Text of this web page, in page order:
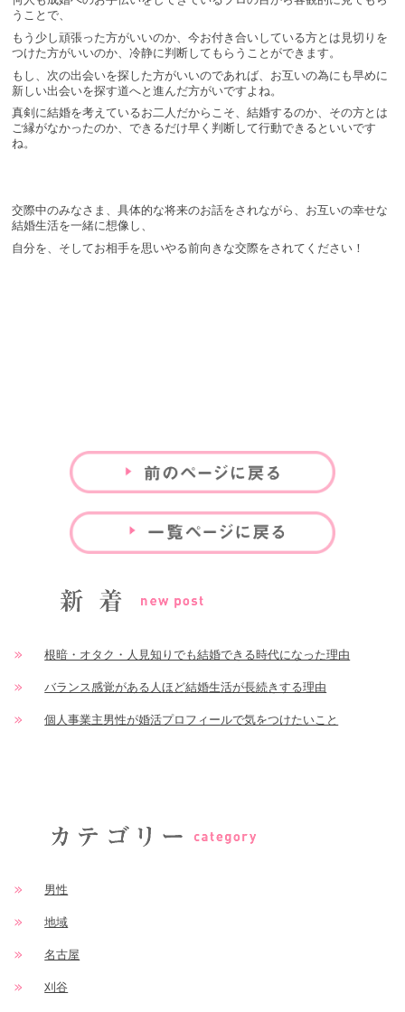
うことで、
もう少し頑張った方がいいのか、今お付き合いしている方とは見切りを
つけた方がいいのか、冷静に判断してもらうことができます。
もし、次の出会いを探した方がいいのであれば、お互いの為にも早めに
新しい出会いを探す道へと進んだ方がいですよね。
真剣に結婚を考えているお二人だからこそ、結婚するのか、その方とは
ご縁がなかったのか、できるだけ早く判断して行動できるといいです
ね。
交際中のみなさま、具体的な将来のお話をされながら、お互いの幸せな
結婚生活を一緒に想像し、
自分を、そしてお相手を思いやる前向きな交際をされてください！
根暗・オタク・人見知りでも結婚できる時代になった理由
バランス感覚がある人ほど結婚生活が長続きする理由
個人事業主男性が婚活プロフィールで気をつけたいこと
男性
地域
名古屋
刈谷